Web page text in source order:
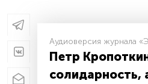
Аудиоверсия журнала
Петр Кропоткин:
солидарность,